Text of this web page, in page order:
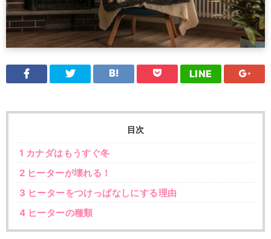
LINE
目次
1 カナダはもうすぐ冬
2 ヒーターが壊れる！
3 ヒーターをつけっぱなしにする理由
4 ヒーターの種類